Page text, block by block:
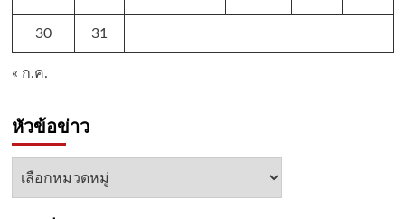
30 31
« ก.ค.
หัวข้อข่าว
หัวข้อ